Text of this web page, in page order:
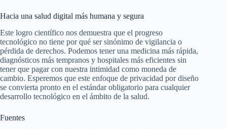
Hacia una salud digital más humana y segura
Este logro científico nos demuestra que el progreso
tecnológico no tiene por qué ser sinónimo de vigilancia o
pérdida de derechos. Podemos tener una medicina más rápida,
diagnósticos más tempranos y hospitales más eficientes sin
tener que pagar con nuestra intimidad como moneda de
cambio. Esperemos que este enfoque de privacidad por diseño
se convierta pronto en el estándar obligatorio para cualquier
desarrollo tecnológico en el ámbito de la salud.
Fuentes